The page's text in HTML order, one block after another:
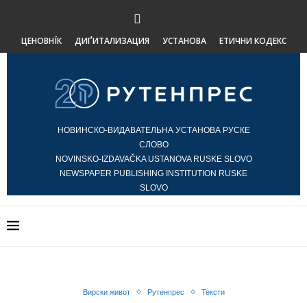
ЦЕНОВНЇК ДИҐИТАЛИЗАЦИЯ УСТАНОВА ЕТИЧНИ КОДЕКС
НОВИНСКО-ВИДАВАТЕЛЬНА УСТАНОВА РУСКЕ
СЛОВО
NOVINSKO-IZDAVAČKA USTANOVA RUSKE SLOVO
NEWSPAPER PUBLISHING INSTITUTION RUSKE
SLOVO
Вирски живот Рутенпрес Тексти